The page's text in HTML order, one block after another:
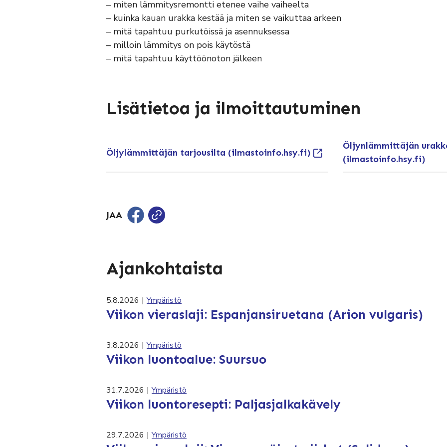
– miten lämmitysremontti etenee vaihe vaiheelta
– kuinka kauan urakka kestää ja miten se vaikuttaa arkeen
– mitä tapahtuu purkutöissä ja asennuksessa
– milloin lämmitys on pois käytöstä
– mitä tapahtuu käyttöönoton jälkeen
Lisätietoa ja ilmoittautuminen
Öljylämmittäjän tarjousilta (ilmastoinfo.hsy.fi)
Öljynlämmittäjän
(ilmastoinfo.hsy.fi)
JAA
Ajankohtaista
5.8.2026 | Ympäristö
Viikon vieraslaji: Espanjansiruetana (Arion vulgaris)
3.8.2026 | Ympäristö
Viikon luontoalue: Suursuo
31.7.2026 | Ympäristö
Viikon luontoresepti: Paljasjalkakävely
29.7.2026 | Ympäristö